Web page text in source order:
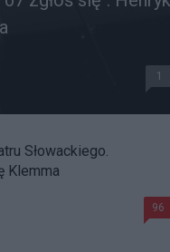
1
Słowackiego.
Klemma
96